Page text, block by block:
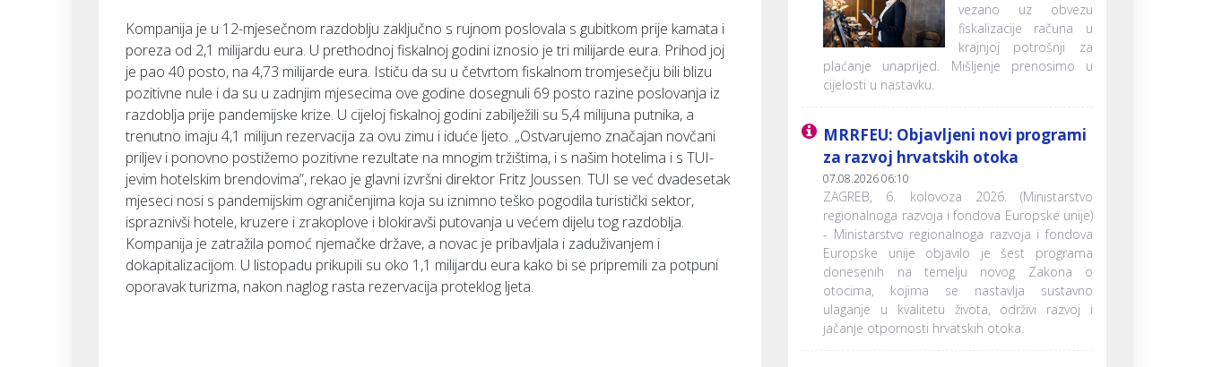
Kompanija je u 12-mjesečnom razdoblju zaključno s rujnom poslovala s gubitkom prije kamata i
poreza od 2,1 milijardu eura. U prethodnoj fiskalnoj godini iznosio je tri milijarde eura. Prihod joj
je pao 40 posto, na 4,73 milijarde eura. Ističu da su u četvrtom fiskalnom tromjesečju bili blizu
pozitivne nule i da su u zadnjim mjesecima ove godine dosegnuli 69 posto razine poslovanja iz
razdoblja prije pandemijske krize. U cijeloj fiskalnoj godini zabilježili su 5,4 milijuna putnika, a
trenutno imaju 4,1 milijun rezervacija za ovu zimu i iduće ljeto. „Ostvarujemo značajan novčani
priljev i ponovno postižemo pozitivne rezultate na mnogim tržištima, i s našim hotelima i s TUI-
jevim hotelskim brendovima”, rekao je glavni izvršni direktor Fritz Joussen. TUI se već dvadesetak
mjeseci nosi s pandemijskim ograničenjima koja su iznimno teško pogodila turistički sektor,
ispraznivši hotele, kruzere i zrakoplove i blokiravši putovanja u većem dijelu tog razdoblja.
Kompanija je zatražila pomoć njemačke države, a novac je pribavljala i zaduživanjem i
dokapitalizacijom. U listopadu prikupili su oko 1,1 milijardu eura kako bi se pripremili za potpuni
oporavak turizma, nakon naglog rasta rezervacija proteklog ljeta.
vezano uz obvezu
fiskalizacije računa u
krajnjoj potrošnji za
plaćanje unaprijed. Mišljenje prenosimo u
cijelosti u nastavku.
MRRFEU: Objavljeni novi programi
za razvoj hrvatskih otoka
07.08.2026 06:10
ZAGREB, 6. kolovoza 2026. (Ministarstvo
regionalnoga razvoja i fondova Europske unije)
- Ministarstvo regionalnoga razvoja i fondova
Europske unije objavilo je šest programa
donesenih na temelju novog Zakona o
otocima, kojima se nastavlja sustavno
ulaganje u kvalitetu života, održivi razvoj i
jačanje otpornosti hrvatskih otoka.